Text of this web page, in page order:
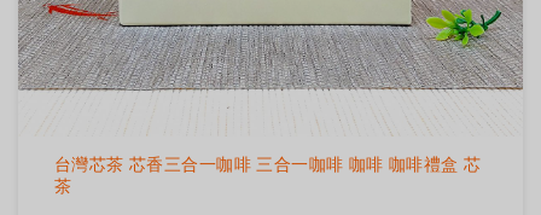
台灣芯茶 芯香三合一咖啡 三合一咖啡 咖啡 咖啡禮盒 芯
茶